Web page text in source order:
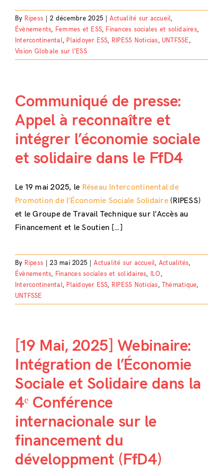
By Ripess 2 décembre 2025 Actualité sur accueil,
Évènements, Femmes et ESS, Finances sociales et solidaires,
Intercontinental, Plaidoyer ESS, RIPESS Noticias, UNTFSSE,
Vision Globale sur l’ESS
Communiqué de presse:
Appel à reconnaître et
intégrer l’économie sociale
et solidaire dans le FfD4
Le 19 mai 2025, le Réseau Intercontinental de
Promotion de l’Économie Sociale Solidaire(RIPESS)
et le Groupe de Travail Technique sur l’Accès au
Financement et le Soutien […]
By Ripess 23 mai 2025 Actualité sur accueil, Actualités,
Évènements, Finances sociales et solidaires, ILO,
Intercontinental, Plaidoyer ESS, RIPESS Noticias,Thématique,
UNTFSSE
[19 Mai, 2025] Webinaire:
Intégration de l’Économie
Sociale et Solidaire dans la
4ᵉ Conférence
internacionale sur le
financement du
développment (FfD4)